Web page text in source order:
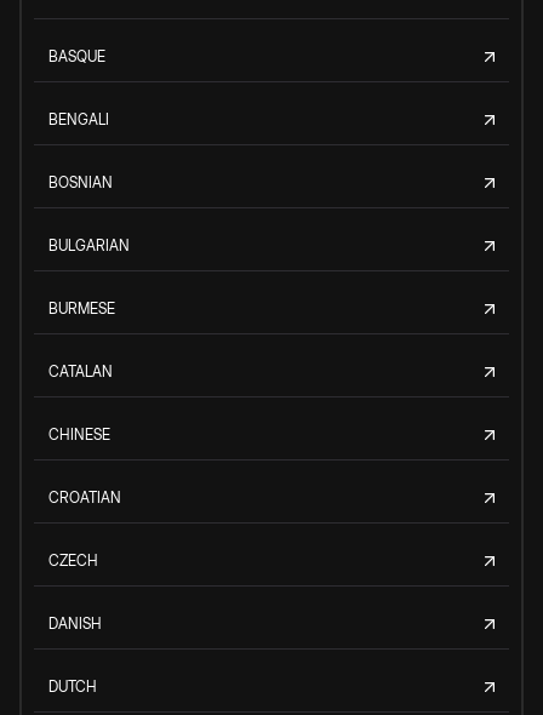
BASQUE
BENGALI
BOSNIAN
BULGARIAN
BURMESE
CATALAN
CHINESE
CROATIAN
CZECH
DANISH
DUTCH